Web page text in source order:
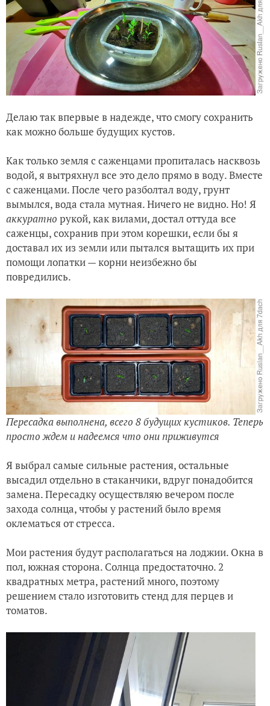
Делаю так впервые в надежде, что смогу сохранить
как можно больше будущих кустов.
Как только земля с саженцами пропиталась насквозь
водой, я вытряхнул все это дело прямо в воду. Вместе
с саженцами. После чего разболтал воду, грунт
вымылся, вода стала мутная. Ничего не видно. Но! Я
аккуратно рукой, как вилами, достал оттуда все
саженцы, сохранив при этом корешки, если бы я
доставал их из земли или пытался вытащить их при
помощи лопатки — корни неизбежно бы
повредились.
Пересадка выполнена, всего 8 будущих кустиков. Теперь
просто ждем и надеемся что они приживутся
Я выбрал самые сильные растения, остальные
высадил отдельно в стаканчики, вдруг понадобится
замена. Пересадку осуществляю вечером после
захода солнца, чтобы у растений было время
оклематься от стресса.
Мои растения будут располагаться на лоджии. Окна в
пол, южная сторона. Солнца предостаточно. 2
квадратных метра, растений много, поэтому
решением стало изготовить стенд для перцев и
томатов.